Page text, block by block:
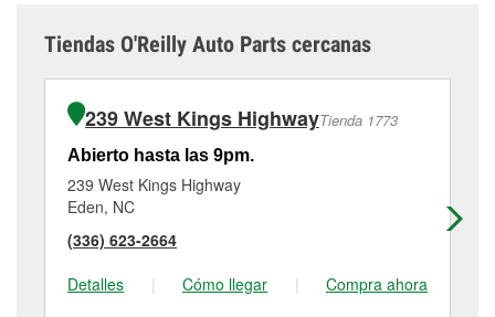
Tiendas O'Reilly Auto Parts cercanas
239 West Kings HighwayTienda 1773
Abierto hasta las 9pm.
239 West Kings Highway
Eden, NC
(336) 623-2664
Detalles
| Cómo llegar | Compra ahora